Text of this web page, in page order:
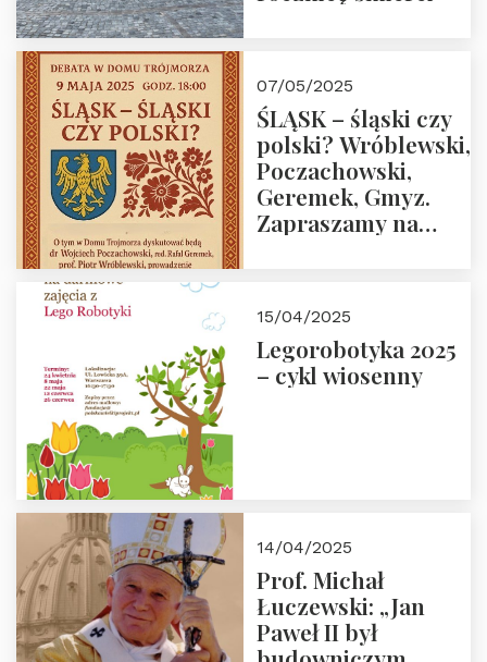
07/05/2025
ŚLĄSK – śląski czy
polski? Wróblewski,
Poczachowski,
Geremek, Gmyz.
Zapraszamy na
Trójmorza.
15/04/2025
Legorobotyka 2025
– cykl wiosenny
14/04/2025
Prof. Michał
Łuczewski: „Jan
Paweł II był